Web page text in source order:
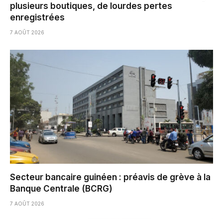
plusieurs boutiques, de lourdes pertes
enregistrées
7 AOÛT 2026
Secteur bancaire guinéen : préavis de grève à la
Banque Centrale (BCRG)
7 AOÛT 2026